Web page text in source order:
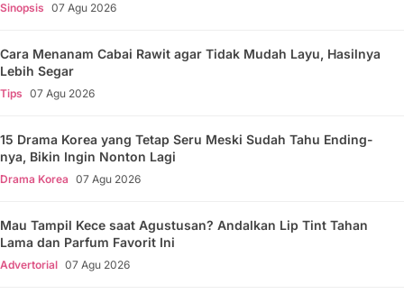
Sinopsis 07 Agu 2026
Cara Menanam Cabai Rawit agar Tidak Mudah Layu, Hasilnya
Lebih Segar
Tips 07 Agu 2026
15 Drama Korea yang Tetap Seru Meski Sudah Tahu Ending-
nya, Bikin Ingin Nonton Lagi
Drama Korea 07 Agu 2026
Mau Tampil Kece saat Agustusan? Andalkan Lip Tint Tahan
Lama dan Parfum Favorit Ini
Advertorial 07 Agu 2026